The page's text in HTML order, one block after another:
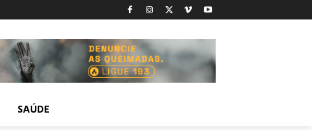
SAÚDE